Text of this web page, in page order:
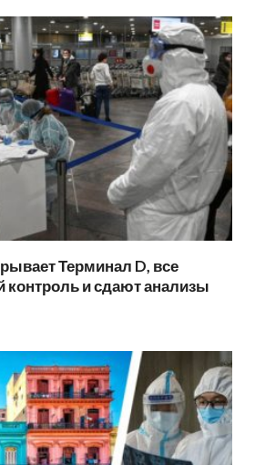
Терминал D, все
контроль и сдают анализы